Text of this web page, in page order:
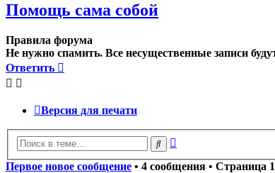
Помощь сама собой
Правила форума
Не нужно спамить. Все несущественные записи
Ответить
Версия для печати
Поиск
Первое новое сообщение • 4 сообщения • Страница 1